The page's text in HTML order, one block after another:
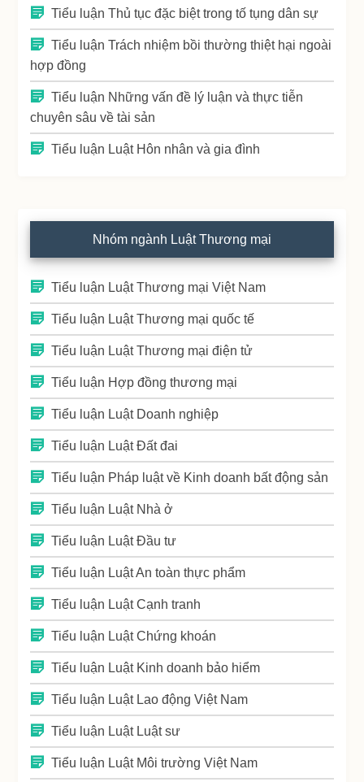
Tiểu luận Thủ tục đặc biệt trong tố tụng dân sự
Tiểu luận Trách nhiệm bồi thường thiệt hại ngoài
hợp đồng
Tiểu luận Những vấn đề lý luận và thực tiễn
chuyên sâu về tài sản
Tiểu luận Luật Hôn nhân và gia đình
Nhóm ngành Luật Thương mại
Tiểu luận Luật Thương mại Việt Nam
Tiểu luận Luật Thương mại quốc tế
Tiểu luận Luật Thương mại điện tử
Tiểu luận Hợp đồng thương mại
Tiểu luận Luật Doanh nghiệp
Tiểu luận Luật Đất đai
Tiểu luận Pháp luật về Kinh doanh bất động sản
Tiểu luận Luật Nhà ở
Tiểu luận Luật Đầu tư
Tiểu luận Luật An toàn thực phẩm
Tiểu luận Luật Cạnh tranh
Tiểu luận Luật Chứng khoán
Tiểu luận Luật Kinh doanh bảo hiểm
Tiểu luận Luật Lao động Việt Nam
Tiểu luận Luật Luật sư
Tiểu luận Luật Môi trường Việt Nam